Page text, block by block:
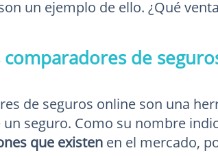
un ejemplo de ello. ¿Qué
comparadores de
de seguros online son una
seguro. Como su nombre
que existen en el mercado,